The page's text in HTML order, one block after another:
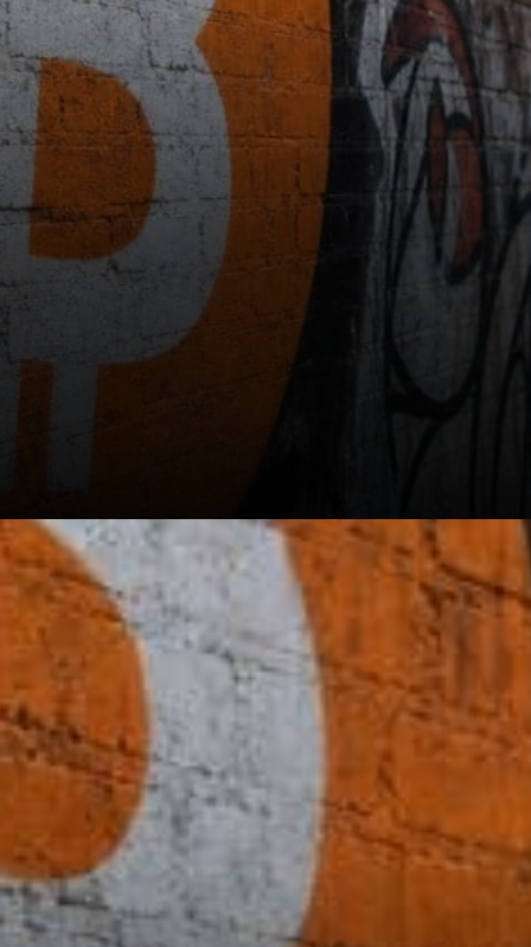
Le projecteur on-chain se
tourne vers les portefeuilles
de baleines montrant des
signes d'accumulation alors
même que le Bitcoin glisse de
1,3 % à 65 462 $.